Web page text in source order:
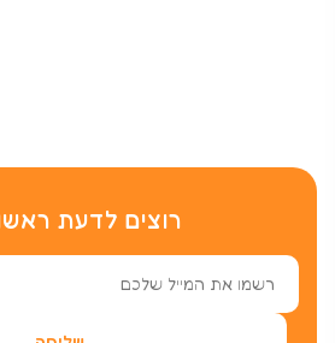
רוצים לדעת